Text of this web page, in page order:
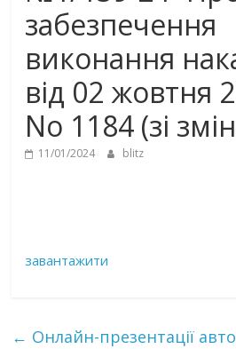
забезпечення
виконання
від 02 жовтня
No 1184 (зі
11/01/2024 blitz
завантажити
← Онлайн-презентації